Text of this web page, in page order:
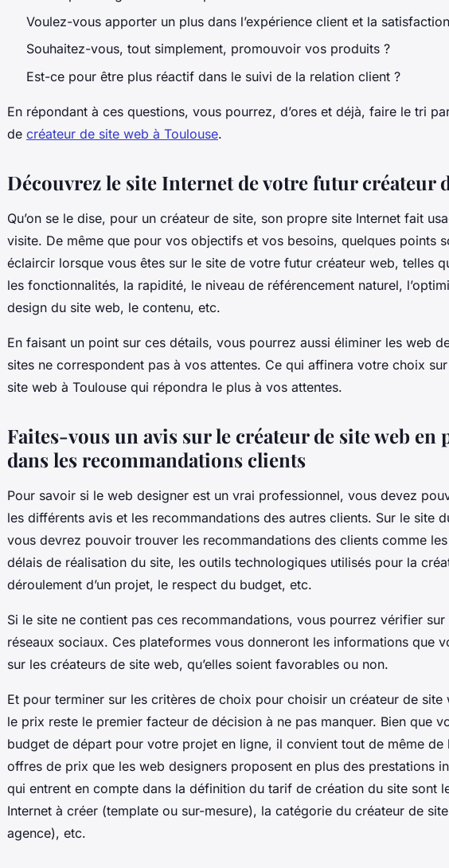
Voulez-vous apporter un plus dans l’expérience client et la
Souhaitez-vous, tout simplement, promouvoir vos produits ?
Est-ce pour être plus réactif dans le suivi de la relation client ?
En répondant à ces questions, vous pourrez, d’ores et déjà, faire le tri
de créateur de site web à Toulouse.
Découvrez le site Internet de votre futur créateur
Qu’on se le dise, pour un créateur de site, son propre site Internet fait
visite. De même que pour vos objectifs et vos besoins, quelques points
éclaircir lorsque vous êtes sur le site de votre futur créateur web, telles
les fonctionnalités, la rapidité, le niveau de référencement naturel,
design du site web, le contenu, etc.
En faisant un point sur ces détails, vous pourrez aussi éliminer les web
sites ne correspondent pas à vos attentes. Ce qui affinera votre choix
site web à Toulouse qui répondra le plus à vos attentes.
Faites-vous un avis sur le créateur de site web en
dans les recommandations clients
Pour savoir si le web designer est un vrai professionnel, vous devez
les différents avis et les recommandations des autres clients. Sur le site
vous devrez pouvoir trouver les recommandations des clients comme
délais de réalisation du site, les outils technologiques utilisés pour la
déroulement d’un projet, le respect du budget, etc.
Si le site ne contient pas ces recommandations, vous pourrez vérifier
réseaux sociaux. Ces plateformes vous donneront les informations que
sur les créateurs de site web, qu’elles soient favorables ou non.
Et pour terminer sur les critères de choix pour choisir un créateur de site
le prix reste le premier facteur de décision à ne pas manquer. Bien que
budget de départ pour votre projet en ligne, il convient tout de même de
offres de prix que les web designers proposent en plus des prestations
qui entrent en compte dans la définition du tarif de création du site sont
Internet à créer (template ou sur-mesure), la catégorie du créateur de
agence), etc.